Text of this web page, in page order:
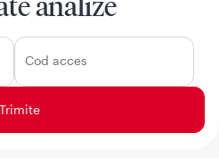
Cod acces